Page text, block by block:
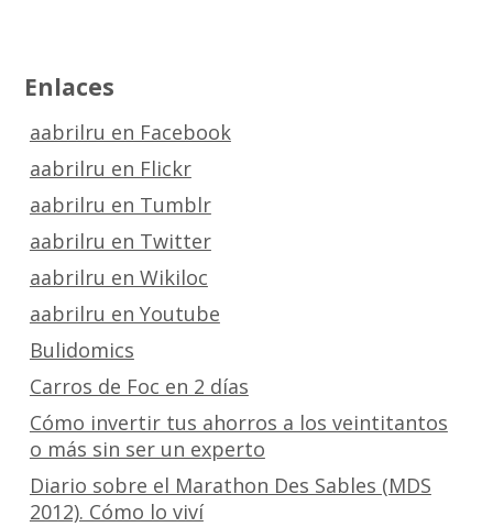
Enlaces
aabrilru en Facebook
aabrilru en Flickr
aabrilru en Tumblr
aabrilru en Twitter
aabrilru en Wikiloc
aabrilru en Youtube
Bulidomics
Carros de Foc en 2 días
Cómo invertir tus ahorros a los veintitantos
o más sin ser un experto
Diario sobre el Marathon Des Sables (MDS
2012). Cómo lo viví